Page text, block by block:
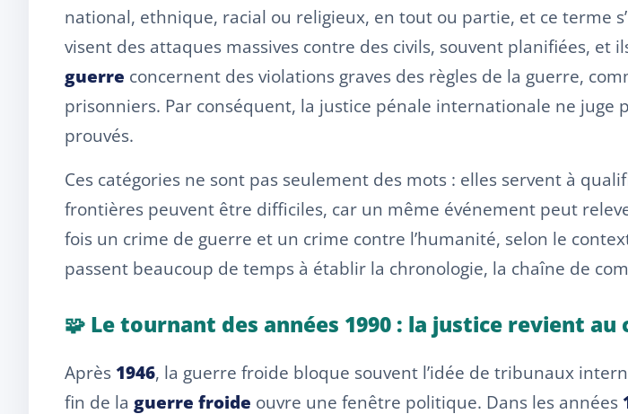
national, ethnique, racial ou religieux, en tout ou partie, et ce terme
visent des attaques massives contre des civils, souvent planifiées, et
guerre concernent des violations graves des règles de la guerre,
prisonniers. Par conséquent, la justice pénale internationale ne juge
prouvés.
Ces catégories ne sont pas seulement des mots : elles servent à
frontières peuvent être difficiles, car un même événement peut
fois un crime de guerre et un crime contre l’humanité, selon le
passent beaucoup de temps à établir la chronologie, la chaîne de
🧩 Le tournant des années 1990 : la justice revient au
Après 1946, la guerre froide bloque souvent l’idée de tribunaux
fin de la guerre froide ouvre une fenêtre politique. Dans les années